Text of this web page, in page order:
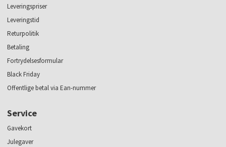
Leveringspriser
Leveringstid
Returpolitik
Betaling
Fortrydelsesformular
Black Friday
Offentlige betal via Ean-nummer
Service
Gavekort
Julegaver